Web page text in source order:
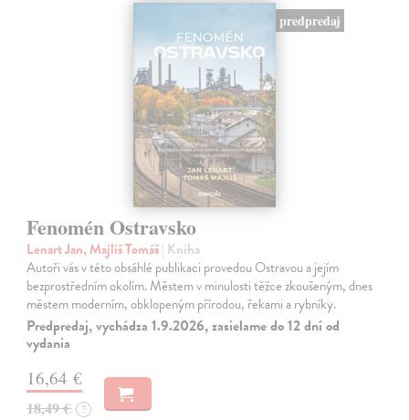
predpredaj
Fenomén Ostravsko
Lenart Jan, Majliš Tomáš| Kniha
Autoři vás v této obsáhlé publikaci provedou Ostravou a jejím
bezprostředním okolím. Městem v minulosti těžce zkoušeným, dnes
městem moderním, obklopeným přírodou, řekami a rybníky.
Predpredaj, vychádza 1.9.2026, zasielame do 12 dní od
vydania
16,64 €
18,49 € ?